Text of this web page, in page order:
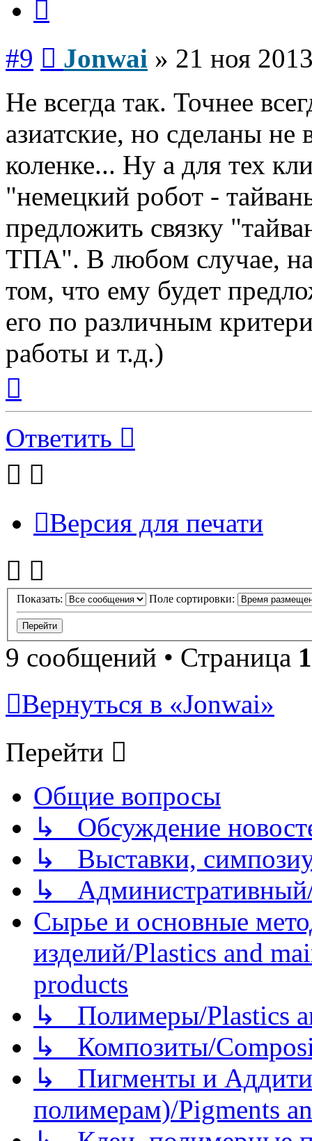
#9 Jonwai » 21 ноя
Не всегда так. Точнее
азиатские, но сделаны не
коленке... Ну а для тех
"немецкий робот -
предложить связку
ТПА". В любом случае,
том, что ему будет
его по различным
работы и т.д.)
началу
Ответить
Версия для печати
Показать: Поле сортировки:
9 сообщений • Страница 1
Вернуться в «Jonwai»
Перейти
Общие вопросы
↳ Обсуждение
↳ Выставки,
↳
Сырье и основные
изделий/Plastics and
products
↳ Полимеры/Plastics
↳ Композиты/
↳ Пигменты и
полимерам)/Pigments